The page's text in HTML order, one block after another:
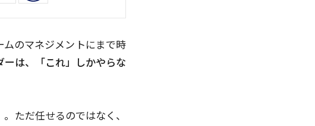
のマネジメントにまで時
ーは、「これ」しかやらな
ただ任せるのではなく、